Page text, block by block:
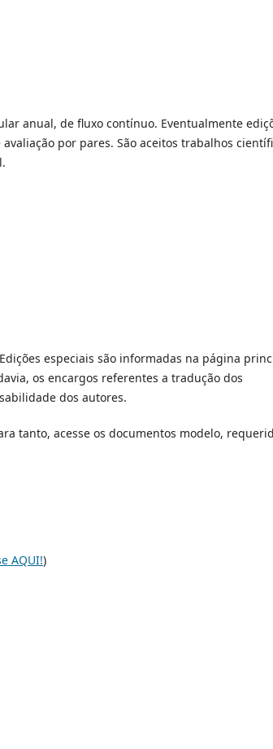
anual, de fluxo contínuo. Eventualmente
por pares. São aceitos trabalhos
especiais são informadas na página
os encargos referentes a tradução dos
dos autores.
tanto, acesse os documentos modelo,
AQUI!)